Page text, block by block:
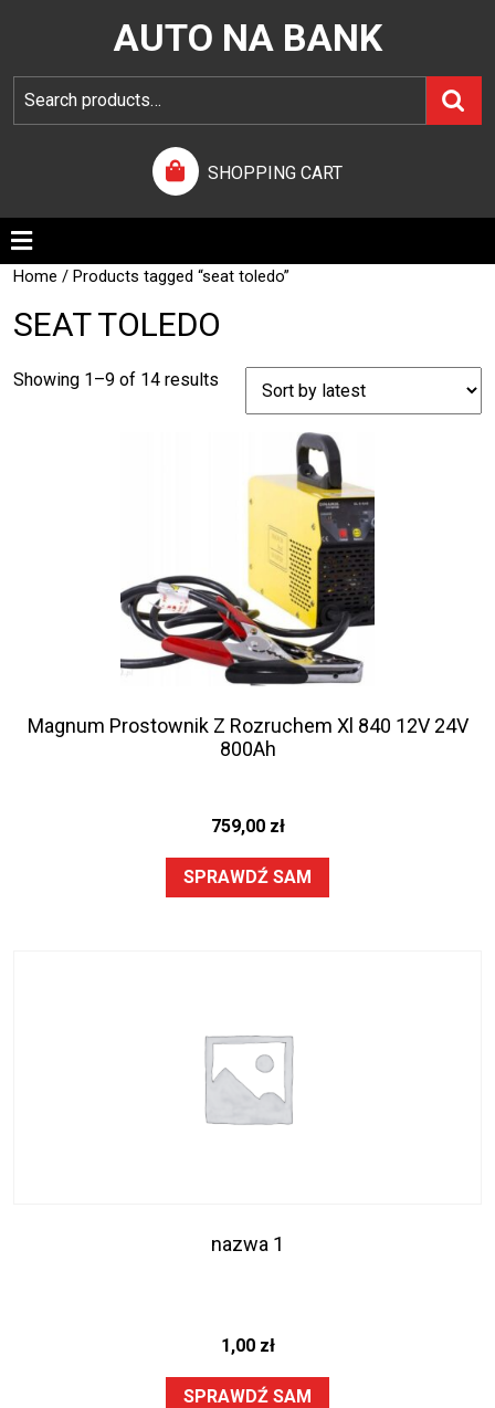
AUTO NA BANK
SHOPPING CART
Home / Products tagged “seat toledo”
SEAT TOLEDO
Showing 1–9 of 14 results
Magnum Prostownik Z Rozruchem Xl 840 12V 24V
800Ah
759,00 zł
SPRAWDŹ SAM
nazwa 1
1,00 zł
SPRAWDŹ SAM